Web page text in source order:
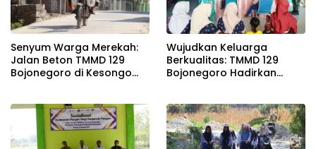
Senyum Warga Merekah:
Jalan Beton TMMD 129
Bojonegoro di Kesongo
Wujudkan Keluarga
Berkualitas: TMMD 129
Bojonegoro Hadirkan